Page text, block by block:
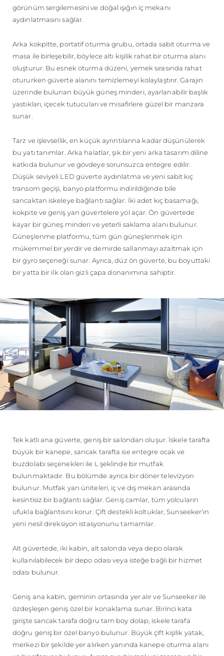
görünüm sergilemesini ve doğal ışığın iç mekanı
aydınlatmasını sağlar.
Arka kokpitte, portatif oturma grubu, ortada sabit oturma ve
masa ile birleşebilir, böylece altı kişilik rahat bir oturma alanı
oluşturur. Bu esnek oturma düzeni, yemek sırasında rahat
otururken güverte alanını temizlemeyi kolaylaştırır. Garajın
üzerinde bulunan büyük güneş minderi, ayarlanabilir başlık
yastıkları, içecek tutucuları ve misafirlere güzel bir manzara
sunar.
Tarz ve işlevsellik, en küçük ayrıntılarına kadar düşünülerek
bu yatı tanımlar. Arka halatlar, şık bir yeni arka tasarım diline
katkıda bulunur ve gövdeye sorunsuzca entegre edilir.
Düşük seviyeli LED güverte aydınlatma ve yeni sabit kıç
transom geçişi, banyo platformu indirildiğinde bile
sancaktan iskeleye bağlantı sağlar. İki adet kıç basamağı,
kokpite ve geniş yan güvertelere yol açar. Ön güvertede
kayar bir güneş minderi ve yeterli saklama alanı bulunur.
Güneşlenme platformu, tüm gün güneşlenmek için
mükemmel bir yerdir ve demirde sallanmayı azaltmak için
bir gyro seçeneği sunar. Ayrıca, düz ön güverte, bu boyuttaki
bir yatta bir ilk olan gizli çapa donanımına sahiptir.
Tek katlı ana güverte, geniş bir salondan oluşur. İskele tarafta
büyük bir kanepe, sancak tarafta ise entegre ocak ve
buzdolabı seçenekleri ile L şeklinde bir mutfak
bulunmaktadır. Bu bölümde ayrıca bir döner televizyon
bulunur. Mutfak yan üniteleri, iç ve dış mekan arasında
kesintisiz bir bağlantı sağlar. Geniş camlar, tüm yolcuların
ufukla bağlantısını korur. Çift destekli koltuklar, Sunseeker'ın
yeni nesil direksiyon istasyonunu tamamlar.
Alt güvertede, iki kabin, alt salonda veya depo olarak
kullanılabilecek bir depo odası veya isteğe bağlı bir hizmet
odası bulunur.
Geniş ana kabin, geminin ortasında yer alır ve Sunseeker ile
özdeşleşen geniş özel bir konaklama sunar. Birinci kata
girişte sancak tarafa doğru tam boy dolap, iskele tarafa
doğru geniş bir özel banyo bulunur. Büyük çift kişilik yatak,
merkezi bir şekilde yer alırken yanında kanepe oturma alanı